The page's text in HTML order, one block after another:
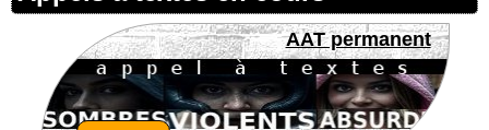
AAT permanent